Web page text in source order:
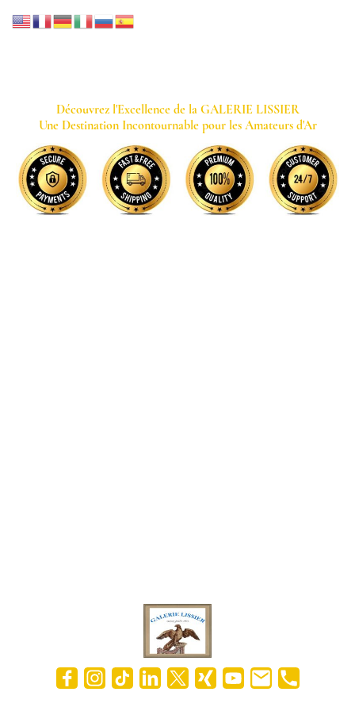
GALERIE LISSIER
Découvrez l'Excellence de la GALERIE LISSIER
Une Destination Incontournable pour les Amateurs d'Ar